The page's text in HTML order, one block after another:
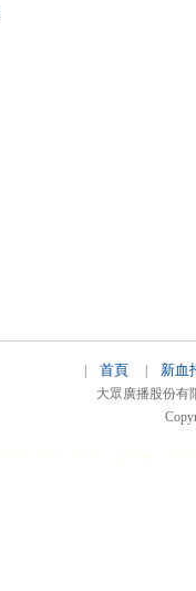
首頁 新血
大眾廣播股份有